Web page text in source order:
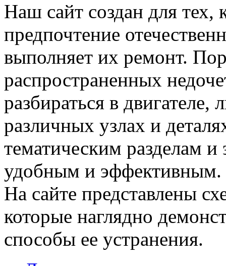
Наш сайт создан для тех,
предпочтение
выполняет их ремонт.
распространенных
разбираться в двигателе,
различных узлах и
тематическим разделам и
удобным и эффективным.
На сайте представлены
которые наглядно
способы ее устранения.